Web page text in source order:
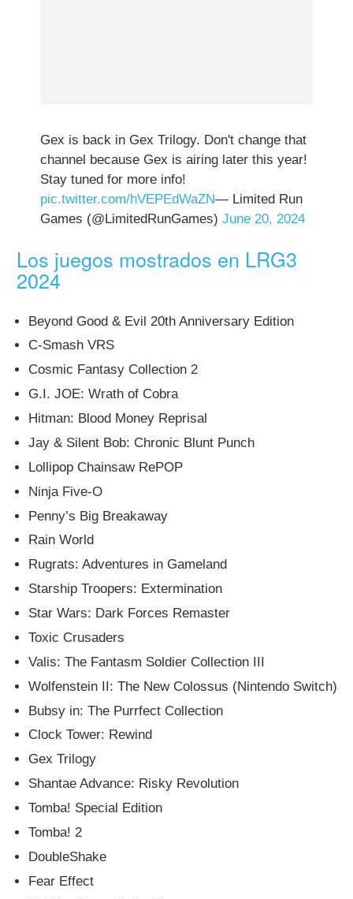
Gex is back in Gex Trilogy. Don't change that
channel because Gex is airing later this year!
Stay tuned for more info!
pic.twitter.com/hVEPEdWaZN— Limited Run
Games (@LimitedRunGames)June 20, 2024
Los juegos mostrados en LRG3
2024
Beyond Good & Evil 20th Anniversary Edition
C-Smash VRS
Cosmic Fantasy Collection 2
G.I. JOE: Wrath of Cobra
Hitman: Blood Money Reprisal
Jay & Silent Bob: Chronic Blunt Punch
Lollipop Chainsaw RePOP
Ninja Five-O
Penny’s Big Breakaway
Rain World
Rugrats: Adventures in Gameland
Starship Troopers: Extermination
Star Wars: Dark Forces Remaster
Toxic Crusaders
Valis: The Fantasm Soldier Collection III
Wolfenstein II: The New Colossus (Nintendo Switch)
Bubsy in: The Purrfect Collection
Clock Tower: Rewind
Gex Trilogy
Shantae Advance: Risky Revolution
Tomba! Special Edition
Tomba! 2
DoubleShake
Fear Effect